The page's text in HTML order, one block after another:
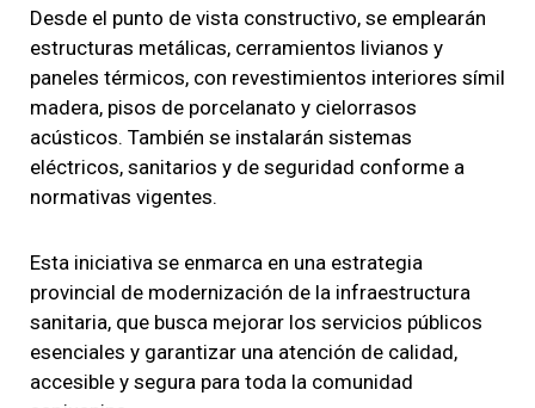
Desde el punto de vista constructivo, se emplearán
estructuras metálicas, cerramientos livianos y
paneles térmicos, con revestimientos interiores símil
madera, pisos de porcelanato y cielorrasos
acústicos. También se instalarán sistemas
eléctricos, sanitarios y de seguridad conforme a
normativas vigentes.
Esta iniciativa se enmarca en una estrategia
provincial de modernización de la infraestructura
sanitaria, que busca mejorar los servicios públicos
esenciales y garantizar una atención de calidad,
accesible y segura para toda la comunidad